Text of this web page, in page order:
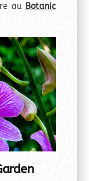
au Botanic